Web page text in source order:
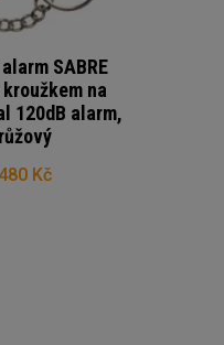
SABRE
kroužkem na
120dB alarm,
růžový
480 Kč